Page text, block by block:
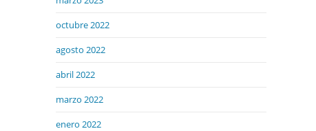
octubre 2022
agosto 2022
abril 2022
marzo 2022
enero 2022